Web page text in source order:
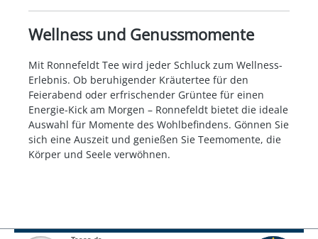
Wellness und Genussmomente
Mit Ronnefeldt Tee wird jeder Schluck zum Wellness-
Erlebnis. Ob beruhigender Kräutertee für den
Feierabend oder erfrischender Grüntee für einen
Energie-Kick am Morgen – Ronnefeldt bietet die ideale
Auswahl für Momente des Wohlbefindens. Gönnen Sie
sich eine Auszeit und genießen Sie Teemomente, die
Körper und Seele verwöhnen.